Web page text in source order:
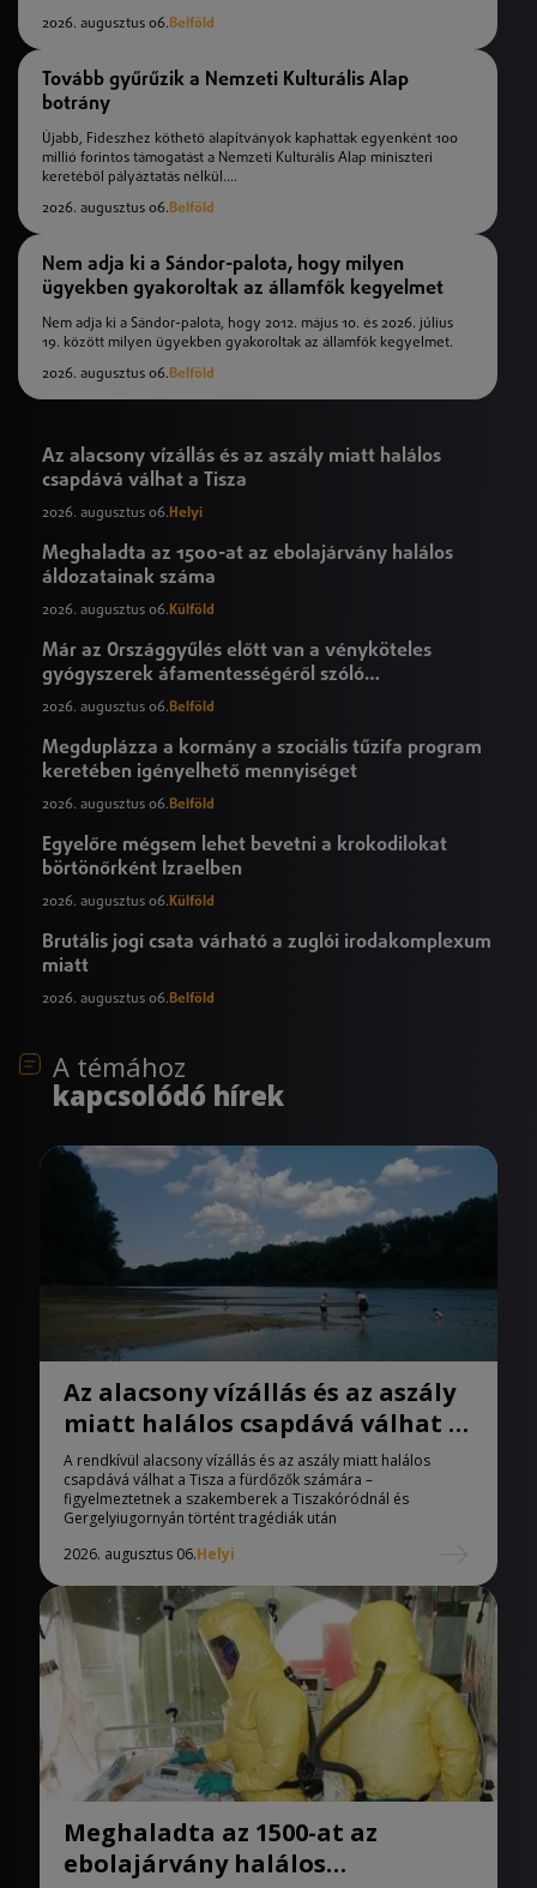
2026. augusztus 06.Belföld
Tovább gyűrűzik a Nemzeti Kulturális Alap
botrány
Újabb, Fideszhez köthető alapítványok kaphattak egyenként 100
millió forintos támogatást a Nemzeti Kulturális Alap miniszteri
keretéből pályáztatás nélkül....
2026. augusztus 06.Belföld
Nem adja ki a Sándor-palota, hogy milyen
ügyekben gyakoroltak az államfők kegyelmet
Nem adja ki a Sándor-palota, hogy 2012. május 10. és 2026. július
19. között milyen ügyekben gyakoroltak az államfők kegyelmet.
2026. augusztus 06.Belföld
Az alacsony vízállás és az aszály miatt halálos
csapdává válhat a Tisza
2026. augusztus 06. Helyi
Meghaladta az 1500-at az ebolajárvány halálos
áldozatainak száma
2026. augusztus 06. Külföld
Már az Országgyűlés előtt van a vényköteles
gyógyszerek áfamentességéről szóló
törvényjavaslat
2026. augusztus 06.Belföld
Megduplázza a kormány a szociális tűzifa program
keretében igényelhető mennyiséget
2026. augusztus 06.Belföld
Egyelőre mégsem lehet bevetni a krokodilokat
börtönőrként Izraelben
2026. augusztus 06. Külföld
Brutális jogi csata várható a zuglói irodakomplexum
miatt
2026. augusztus 06.Belföld
A témához
kapcsolódó hírek
Az alacsony vízállás és az aszály
miatt halálos csapdává válhat a
Tisza
A rendkívül alacsony vízállás és az aszály miatt halálos
csapdává válhat a Tisza a fürdőzők számára –
figyelmeztetnek a szakemberek a Tiszakóródnál és
Gergelyiugornyán történt tragédiák után
2026. augusztus 06.Helyi
Meghaladta az 1500-at az
ebolajárvány halálos